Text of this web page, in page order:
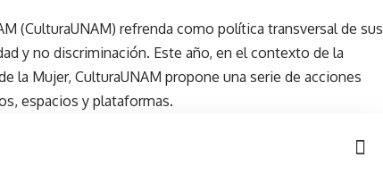
(CulturaUNAM) refrenda como política transversal de sus
y no discriminación. Este año, en el contexto de la
la Mujer, CulturaUNAM propone una serie de acciones
espacios y plataformas.